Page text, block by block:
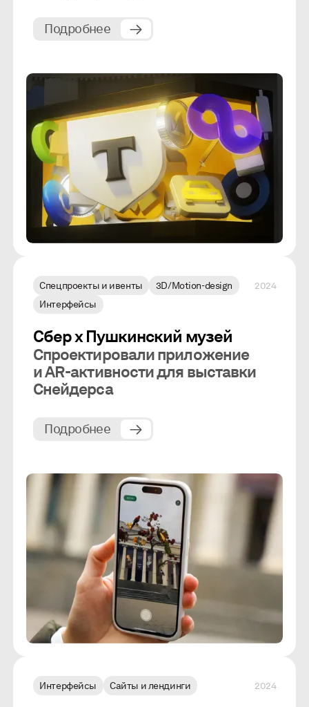
Подробнее
Спецпроекты и ивенты
3D/Motion-design
Интерфейсы
2024
Сбер х Пушкинский музей
Спроектировали приложение
и AR-активности для выставки
Снейдерса
Подробнее
Интерфейсы Сайты и лендинги 2024